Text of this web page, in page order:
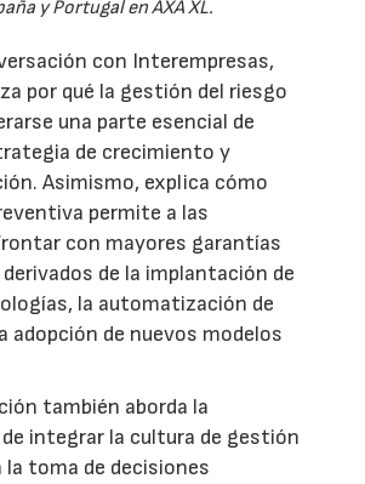
y Portugal en AXA XL.
con Interempresas,
por qué la gestión del riesgo
una parte esencial de
de crecimiento y
Asimismo, explica cómo
permite a las
con mayores garantías
de la implantación de
la automatización de
adopción de nuevos modelos
también aborda la
integrar la cultura de gestión
la toma de decisiones